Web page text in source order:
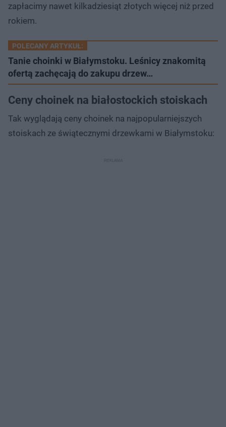
zapłacimy nawet kilkadziesiąt złotych więcej niż przed
rokiem.
POLECANY ARTYKUŁ:
Tanie choinki w Białymstoku. Leśnicy znakomitą
ofertą zachęcają do zakupu drzew…
Ceny choinek na białostockich stoiskach
Tak wyglądają ceny choinek na najpopularniejszych
stoiskach ze świątecznymi drzewkami w Białymstoku: